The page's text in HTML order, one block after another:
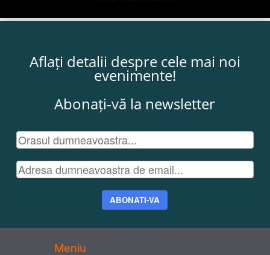
Aflați detalii despre cele mai noi
evenimente!
Abonați-vă la newsletter
ABONATI-VA
Meniu